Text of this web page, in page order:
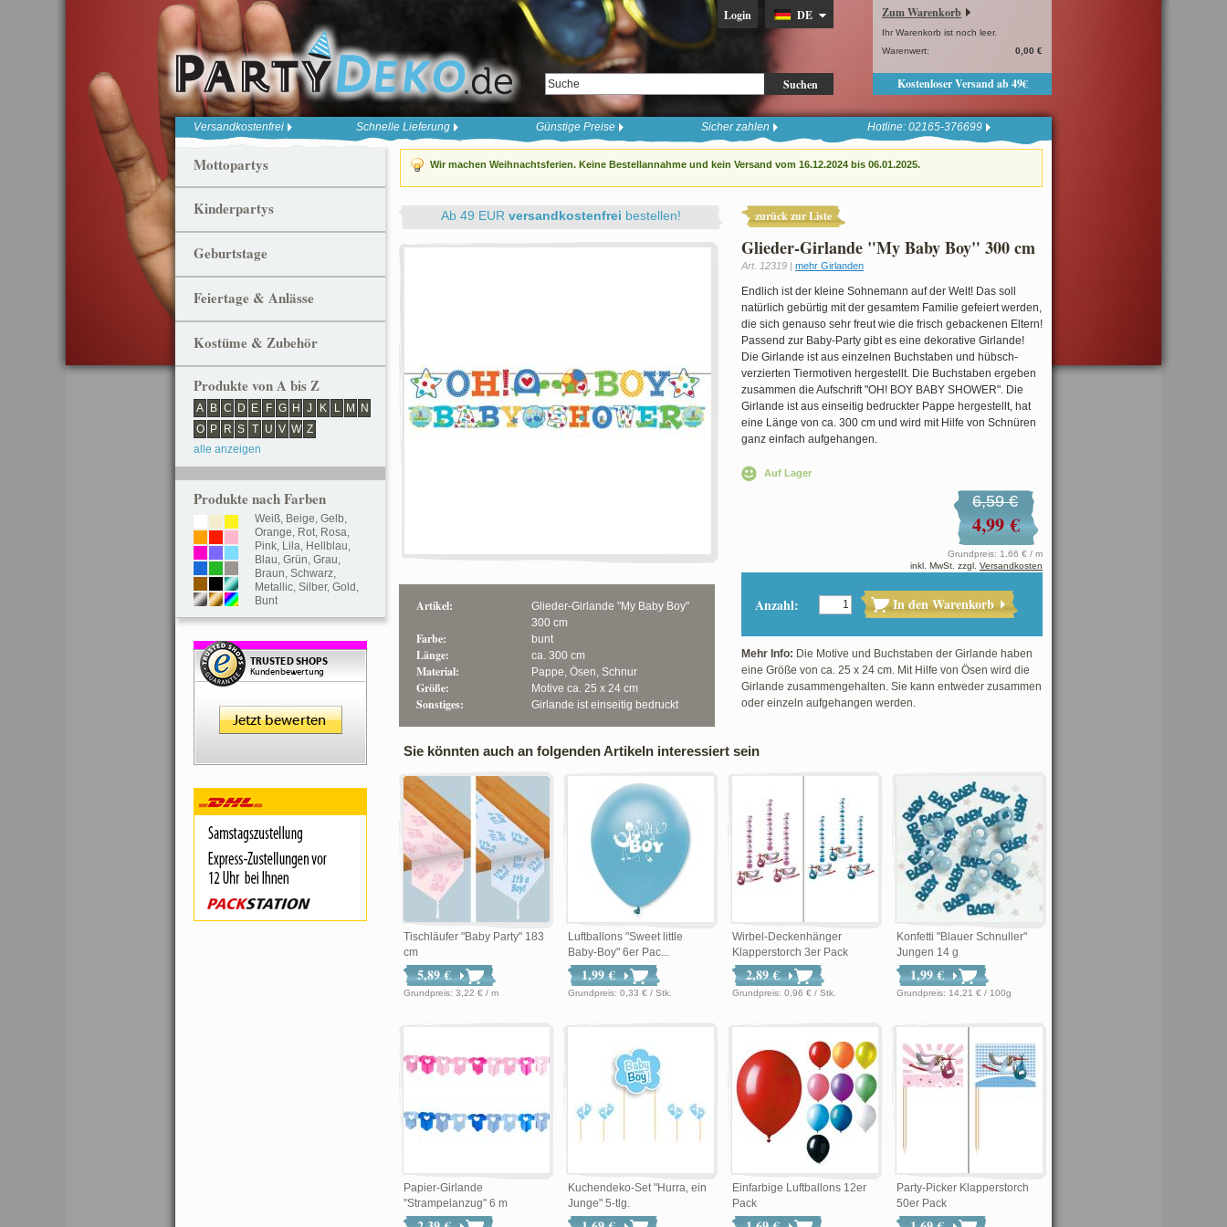
Suchen
Login DE Zum Warenkorb
Ihr Warenkorb ist noch leer.
Warenwert:
0,00 €
Kostenloser Versand ab 49€
Versandkostenfrei Schnelle Lieferung Günstige Preise Sicher zahlen Hotline: 02165-376699
Wir machen Weihnachtsferien. Keine Bestellannahme und kein Versand vom 16.12.2024 bis 06.01.2025.
zurück zur Liste
Glieder-Girlande "My Baby Boy" 300 cm
Art. 12319 | mehr Girlanden
Endlich ist der kleine Sohnemann auf der Welt! Das soll
natürlich gebürtig mit der gesamtem Familie gefeiert werden,
die sich genauso sehr freut wie die frisch gebackenen Eltern!
Passend zur Baby-Party gibt es eine dekorative Girlande!
Die Girlande ist aus einzelnen Buchstaben und hübsch-
verzierten Tiermotiven hergestellt. Die Buchstaben ergeben
zusammen die Aufschrift "OH! BOY BABY SHOWER". Die
Girlande ist aus einseitig bedruckter Pappe hergestellt, hat
eine Länge von ca. 300 cm und wird mit Hilfe von Schnüren
ganz einfach aufgehangen.
Auf Lager
6,59 €
4,99 €
Grundpreis: 1,66 € / m
inkl. MwSt. zzgl. Versandkosten
Anzahl: In den Warenkorb
Mehr Info: Die Motive und Buchstaben der Girlande haben
eine Größe von ca. 25 x 24 cm. Mit Hilfe von Ösen wird die
Girlande zusammengehalten. Sie kann entweder zusammen
oder einzeln aufgehangen werden.
Ab 49 EUR versandkostenfrei bestellen!
Artikel:
Glieder-Girlande "My Baby Boy"
300 cm
Farbe: bunt
Länge: ca. 300 cm
Material: Pappe, Ösen, Schnur
Größe: Motive ca. 25 x 24 cm
Sonstiges: Girlande ist einseitig bedruckt
Sie könnten auch an folgenden Artikeln interessiert sein
Tischläufer "Baby Party" 183
cm
5,89 €
Grundpreis: 3,22 € / m
Luftballons "Sweet little
Baby-Boy" 6er Pac...
1,99 €
Grundpreis: 0,33 € / Stk.
Wirbel-Deckenhänger
Klapperstorch 3er Pack
2,89 €
Grundpreis: 0,96 € / Stk.
Konfetti "Blauer Schnuller"
Jungen 14 g
1,99 €
Grundpreis: 14,21 € / 100g
Papier-Girlande
"Strampelanzug" 6 m
Kuchendeko-Set "Hurra, ein
Junge" 5-tlg.
Einfarbige Luftballons 12er
Pack
Party-Picker Klapperstorch
50er Pack
Mottopartys
Kinderpartys
Geburtstage
Feiertage & Anlässe
Kostüme & Zubehör
Produkte von A bis Z
A B C D E F G H J K L M
N
O
P R S T U V W Z
alle anzeigen
Produkte nach Farben
Weiß, Beige, Gelb,
Orange, Rot, Rosa,
Pink, Lila, Hellblau,
Blau, Grün, Grau,
Braun, Schwarz,
Metallic, Silber, Gold ,
Bunt